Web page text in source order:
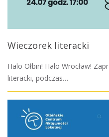
Wieczorek literacki
Halo Ołbin! Halo Wrocław!
literacki, podczas…